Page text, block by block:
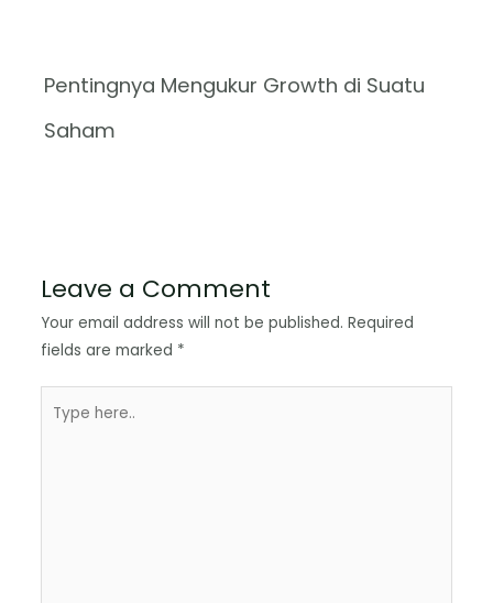
Pentingnya Mengukur Growth di Suatu
Saham
Leave a Comment
Your email address will not be published. Required
fields are marked *